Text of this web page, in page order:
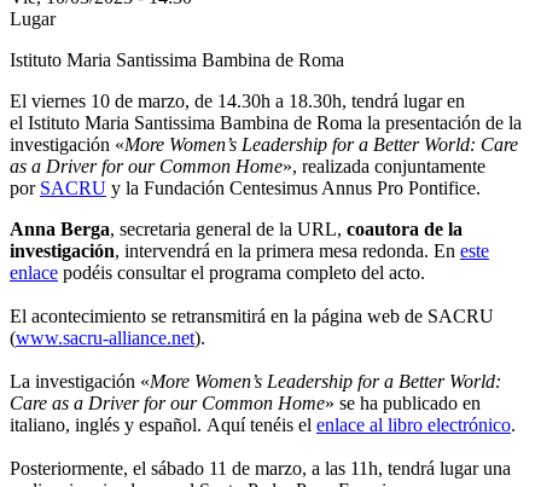
Lugar
Istituto Maria Santissima Bambina de Roma
El viernes 10 de marzo, de 14.30h a 18.30h, tendrá lugar en
el Istituto Maria Santissima Bambina de Roma la presentación de la
investigación «More Women’s Leadership for a Better World: Care
as a Driver for our Common Home», realizada conjuntamente
por SACRU y la Fundación Centesimus Annus Pro Pontifice.
Anna Berga, secretaria general de la URL, coautora de la
investigación, intervendrá en la primera mesa redonda. En este
enlace podéis consultar el programa completo del acto.
El acontecimiento se retransmitirá en la página web de SACRU
(www.sacru-alliance.net).
La investigación «More Women’s Leadership for a Better World:
Care as a Driver for our Common Home» se ha publicado en
italiano, inglés y español. Aquí tenéis el enlace al libro electrónico.
Posteriormente, el sábado 11 de marzo, a las 11h, tendrá lugar una